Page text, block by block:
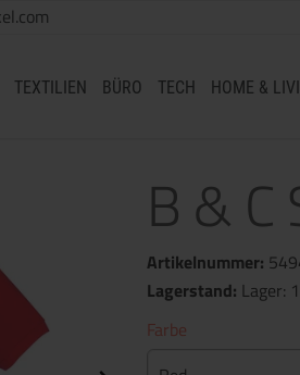
TEXTILIEN BÜRO TECH HOME &
B &
Artikelnummer:
Lagerstand: Lager:
Farbe